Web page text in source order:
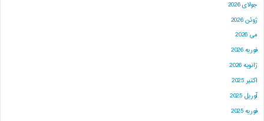
جولای 2026
ژوئن 2026
می 2026
فوریه 2026
ژانویه 2026
اکتبر 2025
آوریل 2025
فوریه 2025